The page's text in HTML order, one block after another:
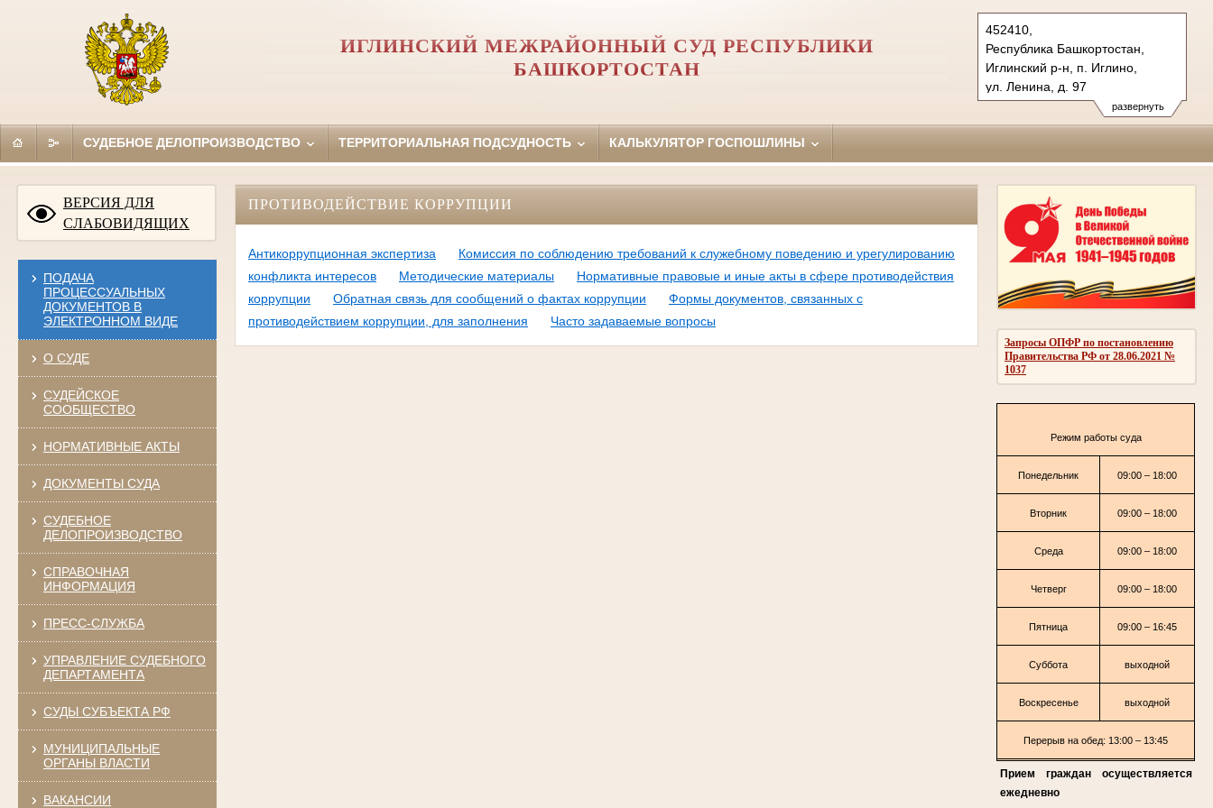
развернуть
452410,
Республика Башкортостан,
Иглинский р-н, п. Иглино,
ул. Ленина, д. 97
Тел.: (34795) 2-12-42
iglinsky.bkr@sudrf.ru
ИГЛИНСКИЙ МЕЖРАЙОННЫЙ СУД РЕСПУБЛИКИ
БАШКОРТОСТАН
СУДЕБНОЕ ДЕЛОПРОИЗВОДСТВО ТЕРРИТОРИАЛЬНАЯ ПОДСУДНОСТЬ КАЛЬКУЛЯТОР ГОСПОШЛИНЫ
ВЕРСИЯ ДЛЯ
СЛАБОВИДЯЩИХ
ПОДАЧА
ПРОЦЕССУАЛЬНЫХ
ДОКУМЕНТОВ В
ЭЛЕКТРОННОМ ВИДЕ
О СУДЕ
СУДЕЙСКОЕ
СООБЩЕСТВО
НОРМАТИВНЫЕ АКТЫ
ДОКУМЕНТЫ СУДА
СУДЕБНОЕ
ДЕЛОПРОИЗВОДСТВО
СПРАВОЧНАЯ
ИНФОРМАЦИЯ
ПРЕСС-СЛУЖБА
УПРАВЛЕНИЕ СУДЕБНОГО
ДЕПАРТАМЕНТА
СУДЫ СУБЪЕКТА РФ
МУНИЦИПАЛЬНЫЕ
ОРГАНЫ ВЛАСТИ
ВАКАНСИИ
Запросы ОПФР по постановлению
Правительства РФ от 28.06.2021 №
1037
Режим работы суда
Понедельник 09:00 – 18:00
Вторник 09:00 – 18:00
Среда 09:00 – 18:00
Четверг 09:00 – 18:00
Пятница 09:00 – 16:45
Суббота выходной
Воскресенье выходной
Перерыв на обед: 13:00 – 13:45
Прием граждан осуществляется
ежедневно
ПРОТИВОДЕЙСТВИЕ КОРРУПЦИИ
Антикоррупционная экспертиза
Комиссия по соблюдению требований к служебному поведению и урегулированию
конфликта интересов
Методические материалы
Нормативные правовые и иные акты в сфере противодействия
коррупции
Обратная связь для сообщений о фактах коррупции
Формы документов, связанных с
противодействием коррупции, для заполнения
Часто задаваемые вопросы